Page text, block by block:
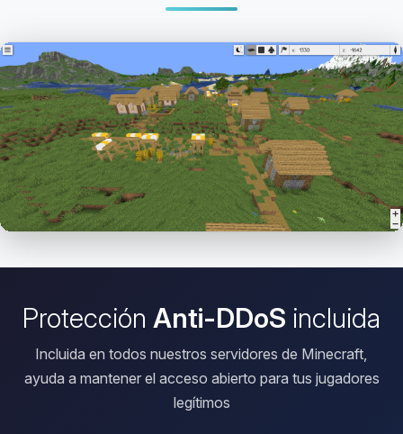
Protección Anti-DDoS incluida
Incluida en todos nuestros servidores de Minecraft,
ayuda a mantener el acceso abierto para tus jugadores
legítimos